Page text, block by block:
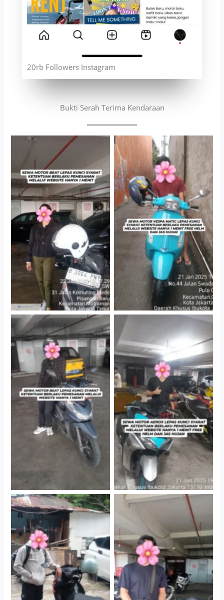
20rb Followers Instagram
Bukti Serah Terima Kendaraan
Cityplaza Jatinegara
Gedung Parkir P6A
Antar Jemput Kendaraan
Cityplaza Jatinegara
Gedung Parkir P6A
Cityplaza Jatinegara
Gedung Parkir P6A
Cabang Jakarta Barat
Cityplaza Jatinegara
Gedung Parkir P6A